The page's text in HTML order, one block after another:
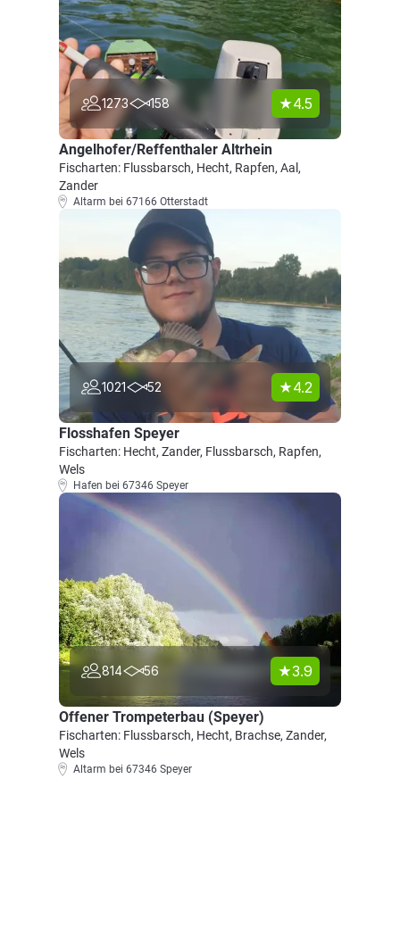
1273 158 4.5
Angelhofer/Reffenthaler Altrhein
Fischarten: Flussbarsch, Hecht, Rapfen, Aal,
Zander
Altarm bei 67166 Otterstadt
1021 52 4.2
Flosshafen Speyer
Fischarten: Hecht, Zander, Flussbarsch, Rapfen,
Wels
Hafen bei 67346 Speyer
814 56 3.9
Offener Trompeterbau (Speyer)
Fischarten: Flussbarsch, Hecht, Brachse, Zander,
Wels
Altarm bei 67346 Speyer